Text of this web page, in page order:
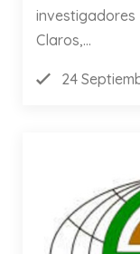
investigadores
Claros,...
24